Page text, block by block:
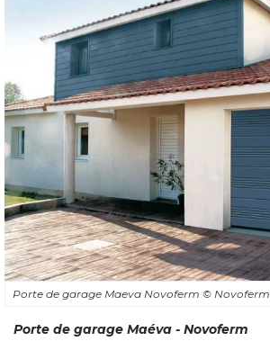
Porte de garage Maeva Novoferm © Novoferm
Porte de garage Maéva - Novoferm